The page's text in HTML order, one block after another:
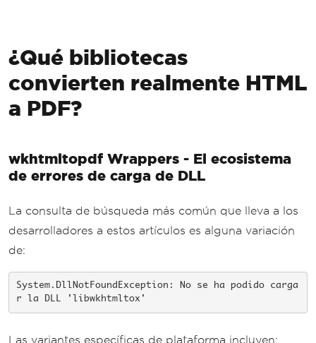
¿Qué bibliotecas
convierten realmente HTML
a PDF?
wkhtmltopdf Wrappers - El ecosistema
de errores de carga de DLL
La consulta de búsqueda más común que lleva a los
desarrolladores a estos artículos es alguna variación
de:
System.DllNotFoundException: No se ha podido carga
r la DLL 'libwkhtmltox'
Las variantes específicas de plataforma incluyen: